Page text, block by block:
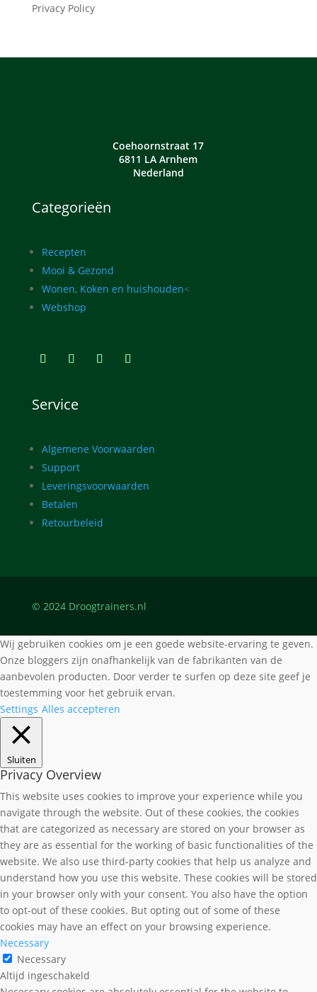
Privacy Policy
Coehoornstraat 17
6811 LA Arnhem
Nederland
Categorieën
Recepten
Mooi & Gezond
Wonen, Koken en huishouden<
Webshop
Service
Algemene Voorwaarden
Support
Leveringsvoorwaarden
Betalen
Retourbeleid
© 2024 Droogtrainers.nl
Wij gebruiken cookies om je een goede website-ervaring te geven.
Onze bloggers zijn onafhankelijk van de fabrikanten van de
aanbevolen producten. Door verder te surfen op deze site geef je
toestemming voor het gebruik ervan.
Settings Alles accepteren
Sluiten
Privacy Overview
This website uses cookies to improve your experience while you
navigate through the website. Out of these cookies, the cookies
that are categorized as necessary are stored on your browser as
they are as essential for the working of basic functionalities of the
website. We also use third-party cookies that help us analyze and
understand how you use this website. These cookies will be stored
in your browser only with your consent. You also have the option
to opt-out of these cookies. But opting out of some of these
cookies may have an effect on your browsing experience.
Necessary
Necessary
Altijd ingeschakeld